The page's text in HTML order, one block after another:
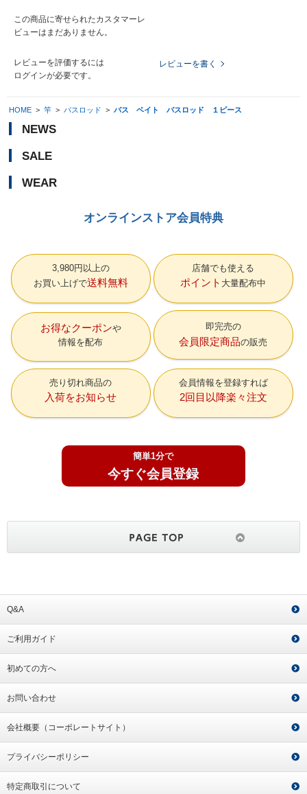
この商品に寄せられたカスタマーレ
ビューはまだありません。
レビューを評価するには
ログインが必要です。
レビューを書く
HOME > 竿 > バスロッド > バス ベイト バスロッド １ピース
NEWS
SALE
WEAR
オンラインストア会員特典
3,980円以上の
お買い上げで送料無料
店舗でも使える
ポイント 大量配布中
お得なクーポン
情報を配布
即完売の
会員限定商品の販売
売り切れ商品の
入荷をお知らせ
会員情報を登録すれば
2回目以降楽々注文
簡単1分で
今すぐ会員登録
Q&A
ご利用ガイド
初めての方へ
お問い合わせ
会社概要（コーポレートサイト）
プライバシーポリシー
特定商取引について